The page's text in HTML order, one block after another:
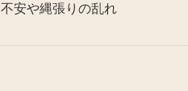
不安や縄張りの乱れ